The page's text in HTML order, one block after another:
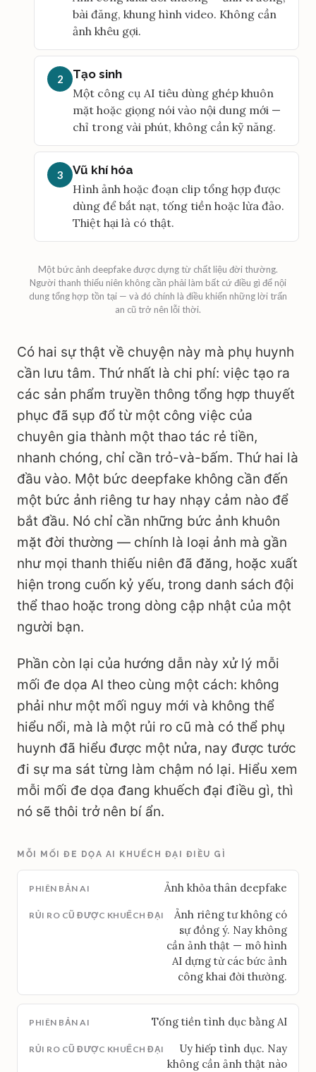
bài đăng, khung hình video. Không cần
ảnh khêu gợi.
2
Tạo sinh
Một công cụ AI tiêu dùng ghép khuôn
mặt hoặc giọng nói vào nội dung mới —
chỉ trong vài phút, không cần kỹ năng.
3
Vũ khí hóa
Hình ảnh hoặc đoạn clip tổng hợp được
dùng để bắt nạt, tống tiền hoặc lừa đảo.
Thiệt hại là có thật.
Một bức ảnh deepfake được dựng từ chất liệu đời thường.
Người thanh thiếu niên không cần phải làm bất cứ điều gì để nội
dung tổng hợp tồn tại — và đó chính là điều khiến những lời trấn
an cũ trở nên lỗi thời.
Có hai sự thật về chuyện này mà phụ huynh
cần lưu tâm. Thứ nhất là chi phí: việc tạo ra
các sản phẩm truyền thông tổng hợp thuyết
phục đã sụp đổ từ một công việc của
chuyên gia thành một thao tác rẻ tiền,
nhanh chóng, chỉ cần trỏ-và-bấm. Thứ hai là
đầu vào. Một bức deepfake không cần đến
một bức ảnh riêng tư hay nhạy cảm nào để
bắt đầu. Nó chỉ cần những bức ảnh khuôn
mặt đời thường — chính là loại ảnh mà gần
như mọi thanh thiếu niên đã đăng, hoặc xuất
hiện trong cuốn kỷ yếu, trong danh sách đội
thể thao hoặc trong dòng cập nhật của một
người bạn.
Phần còn lại của hướng dẫn này xử lý mỗi
mối đe dọa AI theo cùng một cách: không
phải như một mối nguy mới và không thể
hiểu nổi, mà là một rủi ro cũ mà có thể phụ
huynh đã hiểu được một nửa, nay được tước
đi sự ma sát từng làm chậm nó lại. Hiểu xem
mỗi mối đe dọa đang khuếch đại điều gì, thì
nó sẽ thôi trở nên bí ẩn.
MỖI MỐI ĐE DỌA AI KHUẾCH ĐẠI ĐIỀU GÌ
Ảnh khỏa thân deepfake
Ảnh riêng tư không có
sự đồng ý. Nay không
cần ảnh thật — mô hình
AI dựng từ các bức ảnh
công khai đời thường.
Tống tiền tình dục bằng AI
Uy hiếp tình dục. Nay
không cần ảnh thật nào